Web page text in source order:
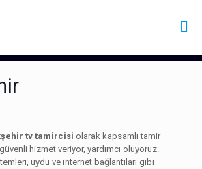
tv tamircisi olarak kapsamlı tamir
hizmet veriyor, yardımcı oluyoruz.
uydu ve internet bağlantıları gibi